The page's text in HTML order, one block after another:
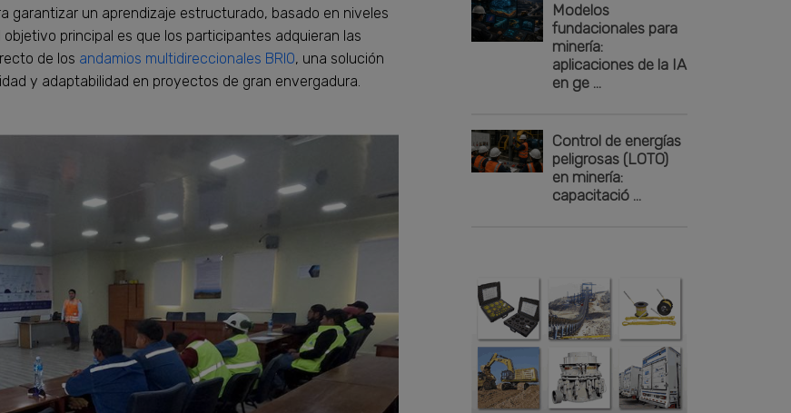
garantizar un aprendizaje estructurado, basado en niveles
principal es que los participantes adquieran las
de los andamios multidireccionales BRIO, una solución
y adaptabilidad en proyectos de gran envergadura.
Modelos
fundacionales para
minería:
aplicaciones de la IA
en ge ...
Control de energías
peligrosas (LOTO)
en minería:
capacitació ...